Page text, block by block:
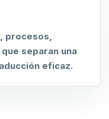
procesos,
separan una
eficaz.